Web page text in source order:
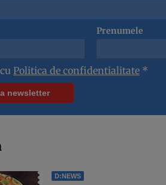
Prenumele
Politica de confidentialitate *
D:NEWS